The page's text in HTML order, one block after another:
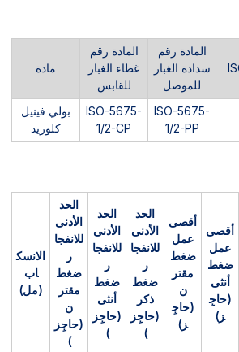
المادة رقم
سدادة الغبار
للموصل
المادة رقم
غطاء الغبار
للقابس
مادة
ISO-5675-
1/2-PP
ISO-5675-
1/2-CP
بولي فينيل
كلوريد
أقصى
عمل
ضغط
أنثى
(حاجِ
ز)
أقصى
عمل
ضغط
مقتر
ن
(حاجِ
ز)
الحد
الأدنى
للانفجا
ر
ضغط
ذكر
(حاجِز
)
الحد
الأدنى
للانفجا
ر
ضغط
أنثى
(حاجِز
)
الحد
الأدنى
للانفجا
ر
ضغط
مقتر
ن
(حاجِز
)
الانسك
اب
(مل)